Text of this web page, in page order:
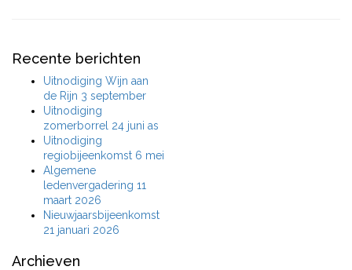
Recente berichten
Uitnodiging Wijn aan
de Rijn 3 september
Uitnodiging
zomerborrel 24 juni as
Uitnodiging
regiobijeenkomst 6 mei
Algemene
ledenvergadering 11
maart 2026
Nieuwjaarsbijeenkomst
21 januari 2026
Archieven